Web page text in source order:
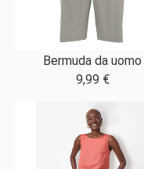
Bermuda da uomo
9,99 €